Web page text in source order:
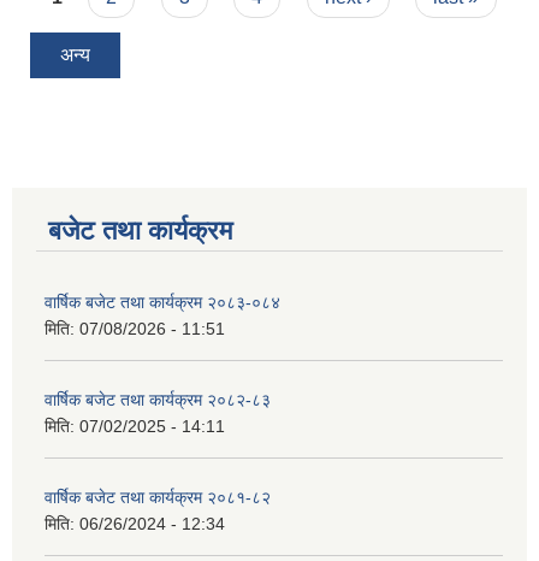
अन्य
बजेट तथा कार्यक्रम
वार्षिक बजेट तथा कार्यक्रम २०८३-०८४
मिति: 07/08/2026 - 11:51
वार्षिक बजेट तथा कार्यक्रम २०८२-८३
मिति: 07/02/2025 - 14:11
वार्षिक बजेट तथा कार्यक्रम २०८१-८२
मिति: 06/26/2024 - 12:34